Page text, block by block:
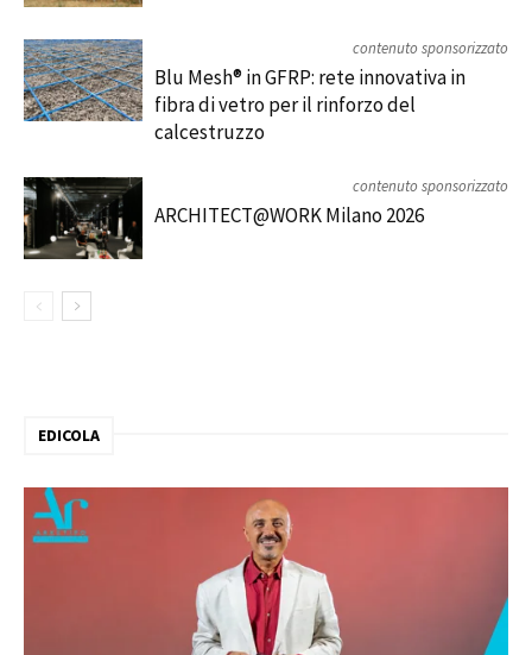
contenuto sponsorizzato
Blu Mesh® in GFRP: rete innovativa in
fibra di vetro per il rinforzo del
calcestruzzo
contenuto sponsorizzato
ARCHITECT@WORK Milano 2026
EDICOLA